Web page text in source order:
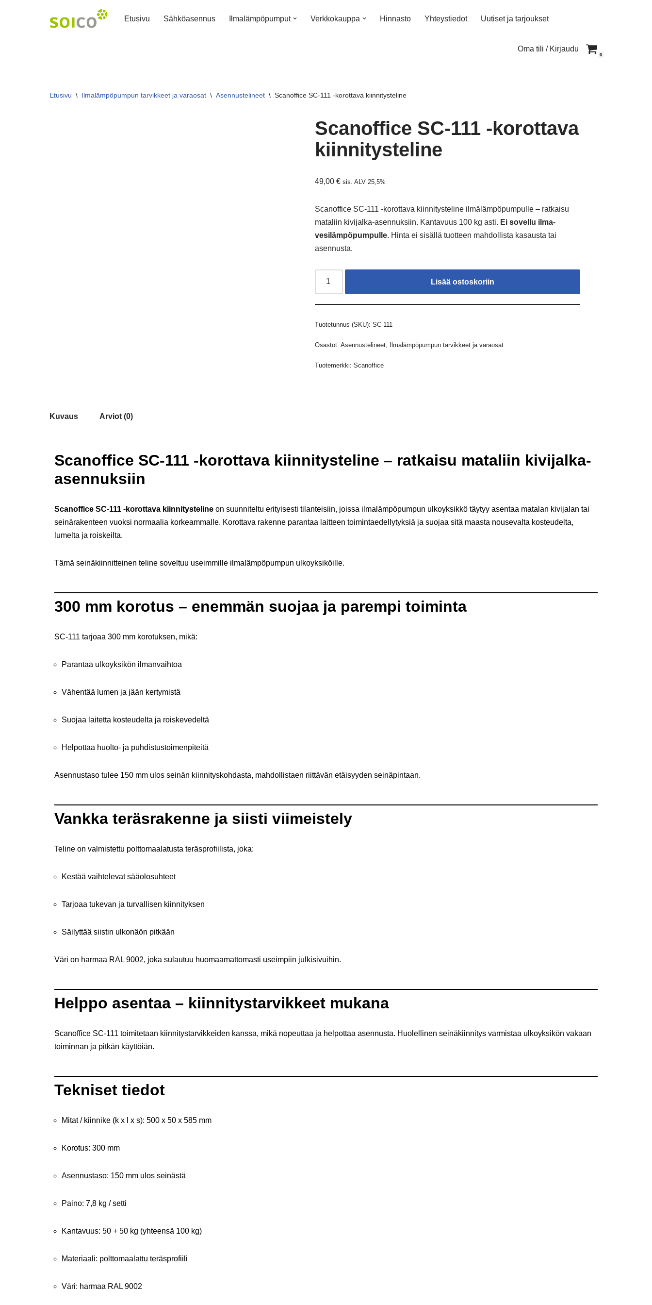
Etusivu Sähköasennus Ilmalämpöpumput Verkkokauppa Hinnasto Yhteystiedot Uutiset ja tarjoukset
Oma tili / Kirjaudu
0
Etusivu \ Ilmalämpöpumpun tarvikkeet ja varaosat \ Asennustelineet \ Scanoffice SC-111 -korottava kiinnitysteline
Scanoffice SC-111 -korottava
kiinnitysteline
49,00€ sis. ALV 25,5%
Scanoffice SC-111 -korottava kiinnitysteline ilmälämpöpumpulle – ratkaisu
mataliin kivijalka-asennuksiin. Kantavuus 100 kg asti. Ei sovellu ilma-
vesilämpöpumpulle. Hinta ei sisällä tuotteen mahdollista kasausta tai
asennusta.
Lisää ostoskoriin
Tuotetunnus (SKU):SC-111
Osastot:Asennustelineet Ilmalämpöpumpun tarvikkeet ja varaosat
Tuotemerkki:Scanoffice
Kuvaus Arviot (0)
Scanoffice SC-111 -korottava kiinnitysteline – ratkaisu mataliin kivijalka-
asennuksiin
Scanoffice SC-111 -korottava kiinnitysteline on suunniteltu erityisesti tilanteisiin, joissa ilmalämpöpumpun ulkoyksikkö täytyy asentaa matalan kivijalan tai
seinärakenteen vuoksi normaalia korkeammalle. Korottava rakenne parantaa laitteen toimintaedellytyksiä ja suojaa sitä maasta nousevalta kosteudelta,
lumelta ja roiskeilta.
Tämä seinäkiinnitteinen teline soveltuu useimmille ilmalämpöpumpun ulkoyksiköille.
300 mm korotus – enemmän suojaa ja parempi toiminta
SC-111 tarjoaa 300 mm korotuksen, mikä:
Parantaa ulkoyksikön ilmanvaihtoa
Vähentää lumen ja jään kertymistä
Suojaa laitetta kosteudelta ja roiskevedeltä
Helpottaa huolto- ja puhdistustoimenpiteitä
Asennustaso tulee 150 mm ulos seinän kiinnityskohdasta, mahdollistaen riittävän etäisyyden seinäpintaan.
Vankka teräsrakenne ja siisti viimeistely
Teline on valmistettu polttomaalatusta teräsprofiilista, joka:
Kestää vaihtelevat sääolosuhteet
Tarjoaa tukevan ja turvallisen kiinnityksen
Säilyttää siistin ulkonäön pitkään
Väri on harmaa RAL 9002, joka sulautuu huomaamattomasti useimpiin julkisivuihin.
Helppo asentaa – kiinnitystarvikkeet mukana
Scanoffice SC-111 toimitetaan kiinnitystarvikkeiden kanssa, mikä nopeuttaa ja helpottaa asennusta. Huolellinen seinäkiinnitys varmistaa ulkoyksikön vakaan
toiminnan ja pitkän käyttöiän.
Tekniset tiedot
Mitat / kiinnike (k x l x s): 500 x 50 x 585 mm
Korotus: 300 mm
Asennustaso: 150 mm ulos seinästä
Paino: 7,8 kg / setti
Kantavuus: 50 + 50 kg (yhteensä 100 kg)
Materiaali: polttomaalattu teräsprofiili
Väri: harmaa RAL 9002